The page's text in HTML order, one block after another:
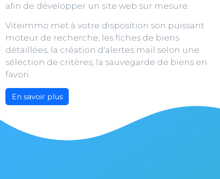
afin de développer un site web sur mesure.
Viteimmo met à votre disposition son puissant
moteur de recherche, les fiches de biens
détaillées, la création d'alertes mail selon une
sélection de critères, la sauvegarde de biens en
favori.
En savoir plus